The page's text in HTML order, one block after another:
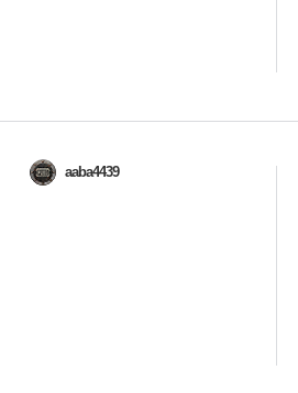
aaba4439